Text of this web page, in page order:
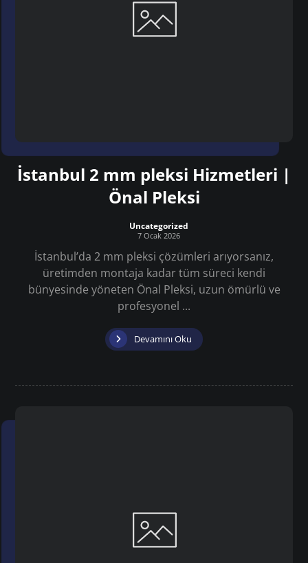
İstanbul 2 mm pleksi Hizmetleri |
Önal Pleksi
Uncategorized
7 Ocak 2026
İstanbul’da 2 mm pleksi çözümleri arıyorsanız,
üretimden montaja kadar tüm süreci kendi
bünyesinde yöneten Önal Pleksi, uzun ömürlü ve
profesyonel ...
Devamını Oku